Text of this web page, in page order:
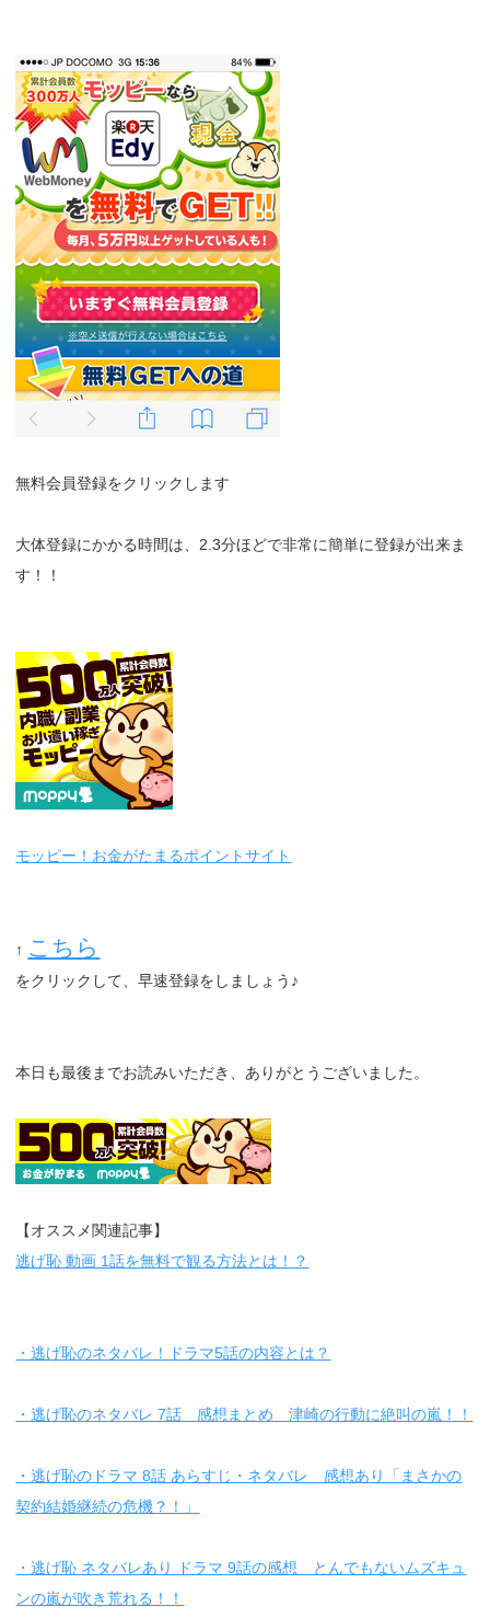
無料会員登録をクリックします
大体登録にかかる時間は、2.3分ほどで非常に簡単に登録が出来ま
す！！
モッピー！お金がたまるポイントサイト
↑ こちら
をクリックして、早速登録をしましょう♪
本日も最後までお読みいただき、ありがとうございました。
【オススメ関連記事】
逃げ恥 動画 1話を無料で観る方法とは！？
・逃げ恥のネタバレ！ドラマ5話の内容とは？
・逃げ恥のネタバレ 7話 感想まとめ 津崎の行動に絶叫の嵐！！
・逃げ恥のドラマ 8話 あらすじ・ネタバレ 感想あり「まさかの
契約結婚継続の危機？！」
・逃げ恥 ネタバレあり ドラマ 9話の感想 とんでもないムズキュ
ンの嵐が吹き荒れる！！